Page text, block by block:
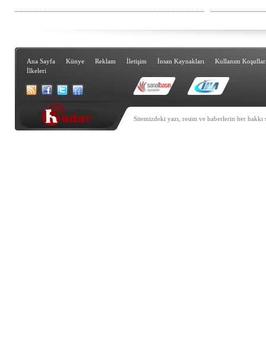
Ana Sayfa Künye Reklam İletişim İnsan Kaynakları
Kullanım
İlkeleri
Sitemizdeki yazı, resim ve haberlerin her